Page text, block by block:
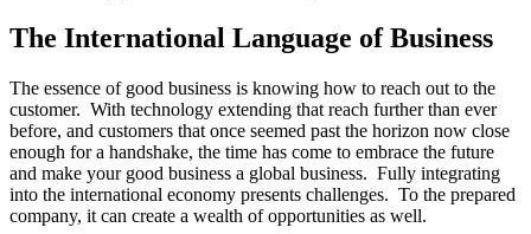
The International Language of Business
The essence of good business is knowing how to reach out to the
customer. With technology extending that reach further than ever
before, and customers that once seemed past the horizon now close
enough for a handshake, the time has come to embrace the future
and make your good business a global business. Fully integrating
into the international economy presents challenges. To the prepared
company, it can create a wealth of opportunities as well.